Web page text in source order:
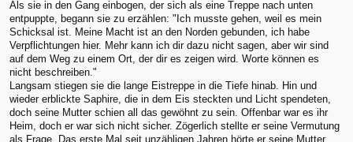
Als sie in den Gang einbogen, der sich als eine Treppe nach unten
entpuppte, begann sie zu erzählen: "Ich musste gehen, weil es mein
Schicksal ist. Meine Macht ist an den Norden gebunden, ich habe
Verpflichtungen hier. Mehr kann ich dir dazu nicht sagen, aber wir sind
auf dem Weg zu einem Ort, der dir es zeigen wird. Worte können es
nicht beschreiben."
Langsam stiegen sie die lange Eistreppe in die Tiefe hinab. Hin und
wieder erblickte Saphire, die in dem Eis steckten und Licht spendeten,
doch seine Mutter schien all das gewöhnt zu sein. Offenbar war es ihr
Heim, doch er war sich nicht sicher. Zögerlich stellte er seine Vermutung
als Frage. Das erste Mal seit unzähligen Jahren hörte er seine Mutter